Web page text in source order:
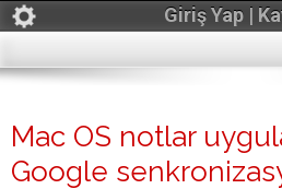
Giriş Yap |
Mac OS notlar
Google